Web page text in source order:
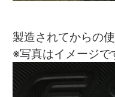
製造されてからの
※写真はイメージで